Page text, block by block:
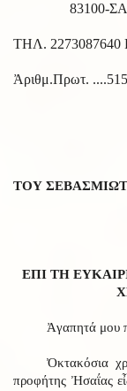
83100-
ΤΗΛ. 2273087640
Ἀριθμ.Πρωτ.
ΤΟΥ
ΕΠΙ ΤΗ
Ἀγαπητά μου
Ὀκτακόσια
προφήτης Ἠσαΐας